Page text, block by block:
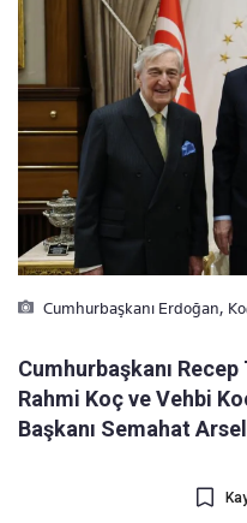
Cumhurbaşkanı Erdoğan,
Cumhurbaşkanı
Rahmi Koç ve Vehbi
Başkanı Semahat